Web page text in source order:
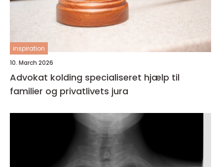
inspiration
10. March 2026
Advokat kolding specialiseret hjælp til
familier og privatlivets jura